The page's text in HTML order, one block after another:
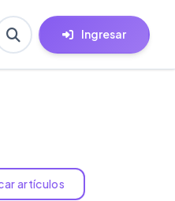
Ingresar
artículos